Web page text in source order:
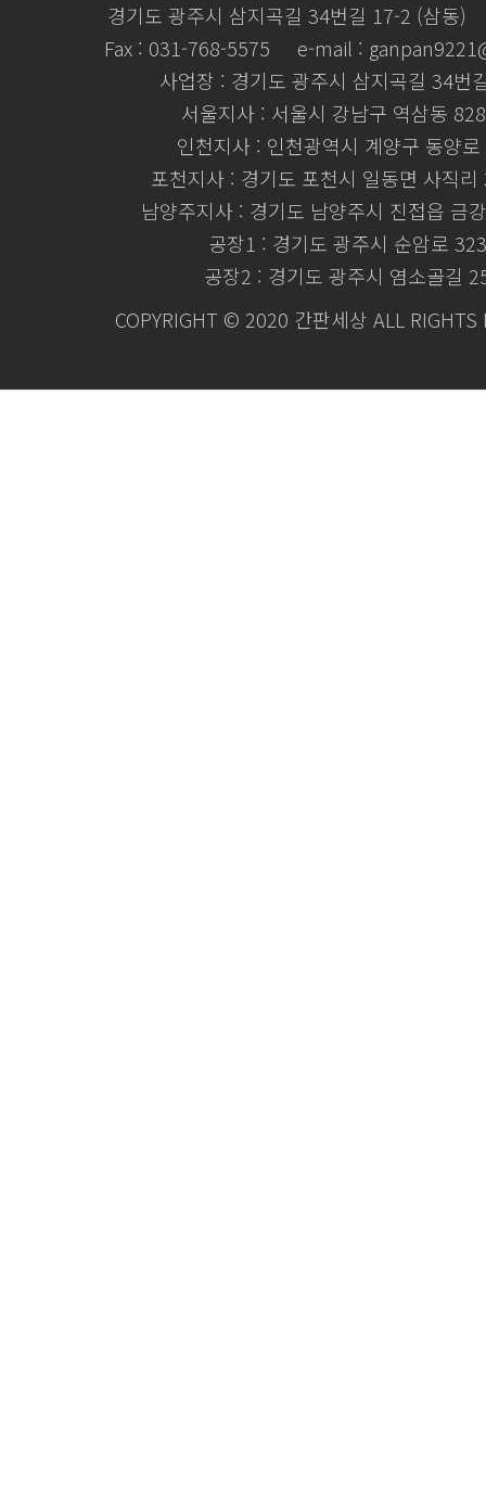
경기도 광주시 삼지곡길 34번길 17-2 (삼동)
Fax : 031-768-5575
e-mail :
사업장 : 경기도 광주시 삼지곡길 34번
서울지사 : 서울시 강남구 역삼동
인천지사 : 인천광역시 계양구 동양
포천지사 : 경기도 포천시 일동면 사직
남양주지사 : 경기도 남양주시 진접읍 금
공장1 : 경기도 광주시 순암로 323
공장2 : 경기도 광주시 염소골길
COPYRIGHT © 2020 간판세상 ALL RIGHTS